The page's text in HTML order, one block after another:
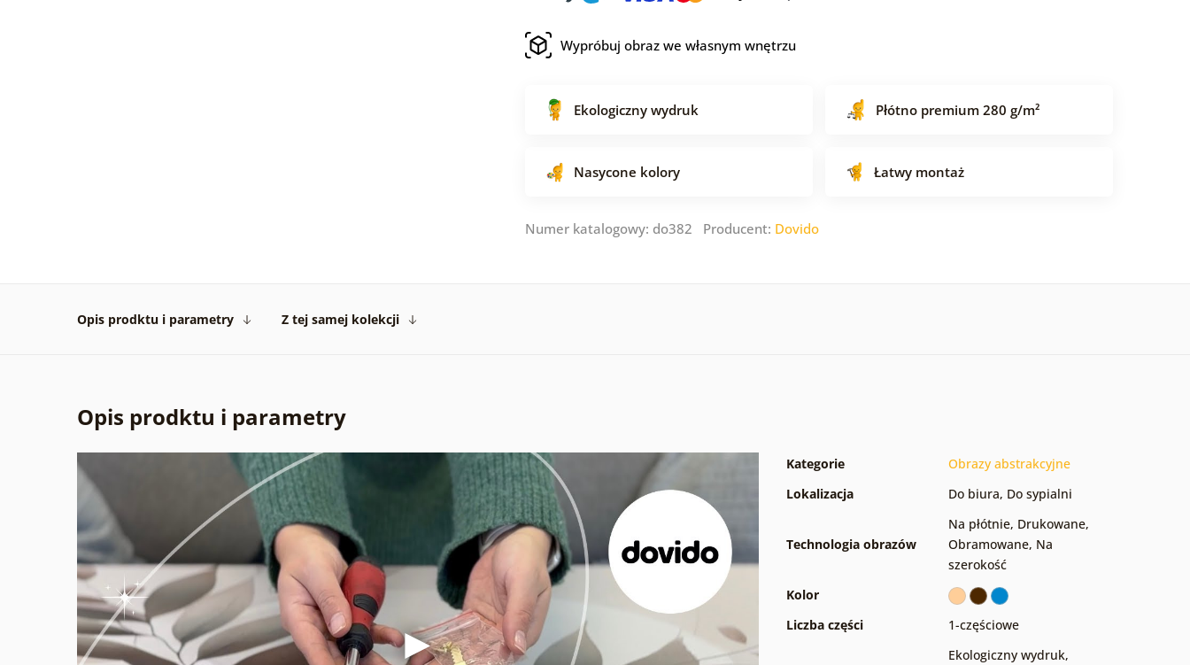
Wypróbuj obraz we własnym wnętrzu
Ekologiczny wydruk Płótno premium 280 g/m²
Nasycone kolory Łatwy montaż
Numer katalogowy: do382 Producent: Dovido
Opis prodktu i parametry Z tej samej kolekcji
Opis prodktu i parametry
Kategorie
Obrazy abstrakcyjne
Lokalizacja
Do biura, Do sypialni
Technologia obrazów
Na płótnie, Drukowane,
Obramowane, Na
szerokość
Kolor
Liczba części
1-częściowe
Ekologiczny wydruk,